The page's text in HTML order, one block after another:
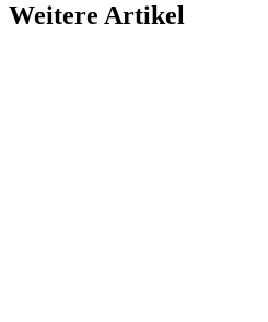
Weitere Artikel